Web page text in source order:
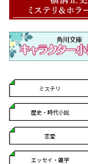
ミステリ
歴史・時代小説
恋愛
エッセイ・雑学